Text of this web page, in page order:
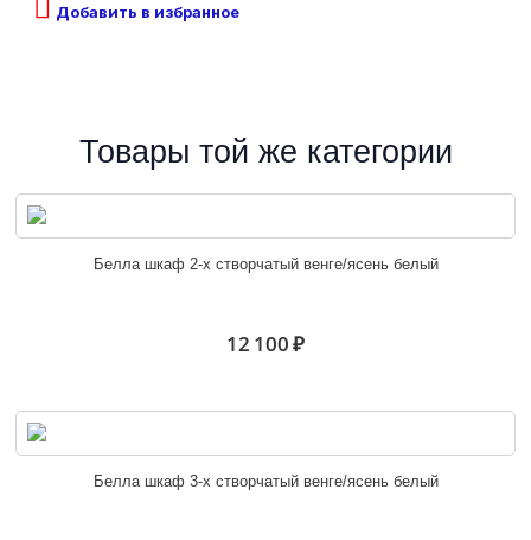
Добавить в избранное
Товары той же категории
Белла шкаф 2-х створчатый венге/ясень белый
12 100 ₽
Белла шкаф 3-х створчатый венге/ясень белый